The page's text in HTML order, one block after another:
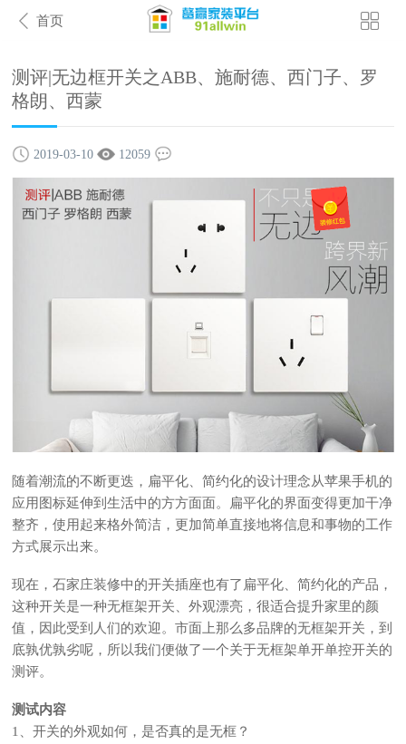
首页
测评|无边框开关之ABB、施耐德、西门子、罗
格朗、西蒙
2019-03-10 12059
随着潮流的不断更迭，扁平化、简约化的设计理念从苹果手机的
应用图标延伸到生活中的方方面面。扁平化的界面变得更加干净
整齐，使用起来格外简洁，更加简单直接地将信息和事物的工作
方式展示出来。
现在，石家庄装修中的开关插座也有了扁平化、简约化的产品，
这种开关是一种无框架开关、外观漂亮，很适合提升家里的颜
值，因此受到人们的欢迎。市面上那么多品牌的无框架开关，到
底孰优孰劣呢，所以我们便做了一个关于无框架单开单控开关的
测评。
测试内容
1、开关的外观如何，是否真的是无框？